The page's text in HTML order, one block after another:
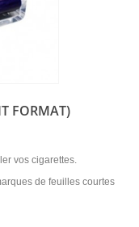
FORMAT)
vos cigarettes.
de feuilles courtes